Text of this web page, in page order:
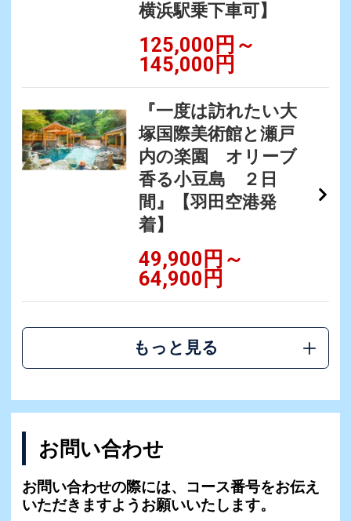
横浜駅乗下車可】
125,000円～
145,000円
『一度は訪れたい大
塚国際美術館と瀬戸
内の楽園 オリーブ
香る小豆島 ２日
間』【羽田空港発
着】
49,900円～
64,900円
もっと見る
お問い合わせ
お問い合わせの際には、コース番号をお伝え
いただきますようお願いいたします。